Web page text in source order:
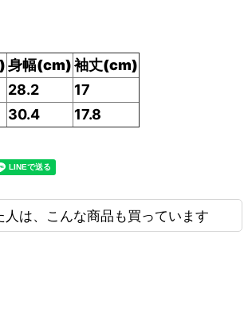
身幅(cm)袖丈(cm)
28.2
17
30.4 17.8
人は、こんな商品も買っています